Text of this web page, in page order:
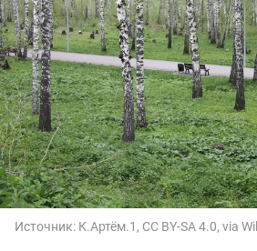
Источник: К.Артём.1, CC BY-SA 4.0, via